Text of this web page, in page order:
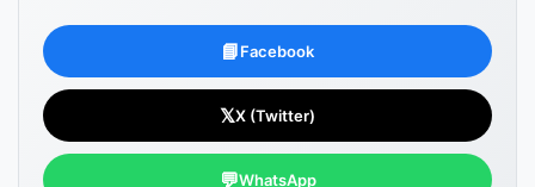
📘Facebook
𝕏X (Twitter)
💬WhatsApp